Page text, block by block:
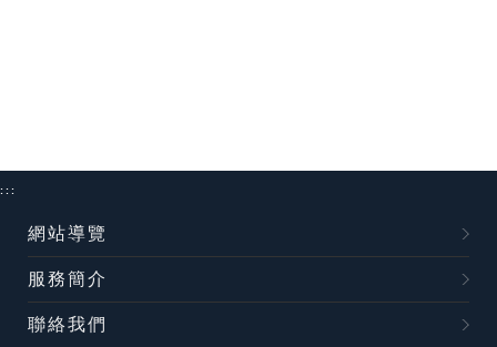
:::
網站導覽
服務簡介
聯絡我們